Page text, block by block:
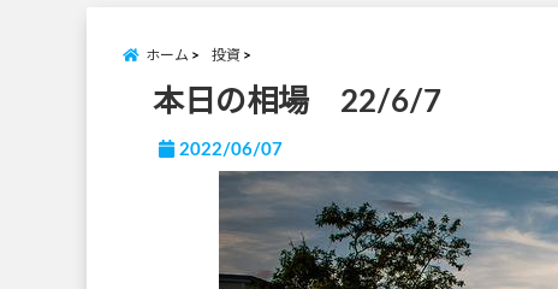
ホーム 投資
本日の相場 22/6/7
2022/06/07